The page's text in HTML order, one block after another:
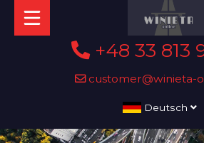
+48 33 813
customer@winieta-
Deutsch